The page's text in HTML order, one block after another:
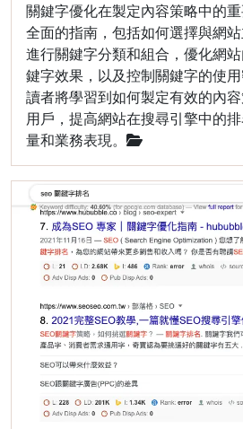
關鍵字優化在製定內容策略中的
全面的指南，包括如何選擇與網
進行關鍵字分類和組合，優化網
鍵字效果，以及控制關鍵字的使
讀者將學習到如何製定有效的內
用戶，提高網站在搜尋引擎中的
量和業務表現。